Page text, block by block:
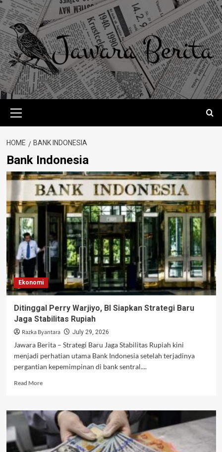
Skip
to
content
Menu
HOME BANK INDONESIA
Bank Indonesia
Ekonomi
Ditinggal Perry Warjiyo, BI Siapkan Strategi Baru
Jaga Stabilitas Rupiah
Razka Byantara July 29, 2026
Jawara Berita – Strategi Baru Jaga Stabilitas Rupiah kini
menjadi perhatian utama Bank Indonesia setelah terjadinya
pergantian kepemimpinan di bank sentral....
Read MoreRead
Ditinggal
Perry
Warjiyo,
BI
Siapkan